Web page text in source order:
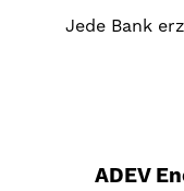
Jede Bank
ADEV